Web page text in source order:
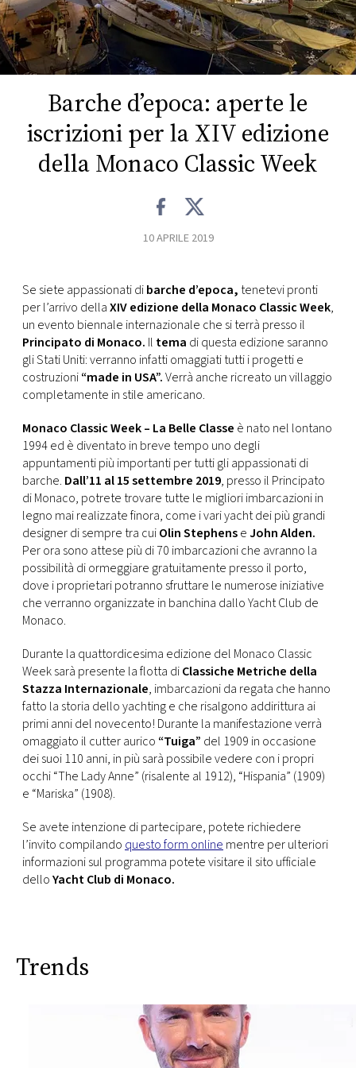
FOTO
CONCORSI
EVENTI
VIDEO
DI
MONACO
RMC
CONSIGLIA
Barche d’epoca: aperte le
iscrizioni per la XIV edizione
della Monaco Classic Week
10 APRILE 2019
Se siete appassionati dibarche d’epoca, tenetevi pronti
per l’arrivo dellaXIV edizione della Monaco Classic Week,
un evento biennale internazionale che si terrà presso il
Principato di Monaco. Il tema di questa edizione saranno
gli Stati Uniti: verranno infatti omaggiati tutti i progetti e
costruzioni“made in USA”.Verrà anche ricreato un villaggio
completamente in stile americano.
Monaco Classic Week – La Belle Classe è nato nel lontano
1994 ed è diventato in breve tempo uno degli
appuntamenti più importanti per tutti gli appassionati di
barche. Dall’11 al 15 settembre 2019, presso il Principato
di Monaco, potrete trovare tutte le migliori imbarcazioni in
legno mai realizzate finora, come i vari yacht dei più grandi
designer di sempre tra cuiOlin StephenseJohn Alden.
Per ora sono attese più di 70 imbarcazioni che avranno la
possibilità di ormeggiare gratuitamente presso il porto,
dove i proprietari potranno sfruttare le numerose iniziative
che verranno organizzate in banchina dallo Yacht Club de
Monaco.
Durante la quattordicesima edizione del Monaco Classic
Week sarà presente la flotta diClassiche Metriche della
Stazza Internazionale, imbarcazioni da regata che hanno
fatto la storia dello yachting e che risalgono addirittura ai
primi anni del novecento! Durante la manifestazione verrà
omaggiato il cutter aurico “Tuiga” del 1909 in occasione
dei suoi 110 anni, in più sarà possibile vedere con i propri
occhi “The Lady Anne” (risalente al 1912), “Hispania” (1909)
e “Mariska” (1908).
Se avete intenzione di partecipare, potete richiedere
l’invito compilando questo form online mentre per ulteriori
informazioni sul programma potete visitare il sito ufficiale
delloYacht Club di Monaco.
Trends